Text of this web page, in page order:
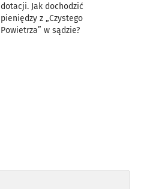
dotacji. Jak dochodzić
pieniędzy z „Czystego
Powietrza” w sądzie?